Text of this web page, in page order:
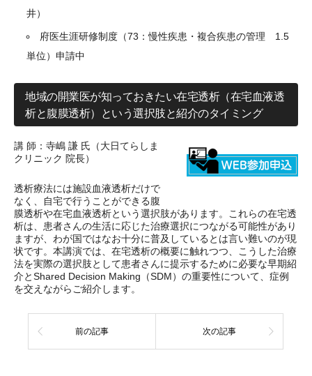
井）
府医生涯研修制度（73：慢性疾患・複合疾患の管理 1.5
単位）申請中
地域の開業医が知っておきたい在宅透析（在宅血液透
析と腹膜透析）という選択肢と紹介のタイミング
講 師：寺嶋 謙 氏（大日てらしま
クリニック 院長）
透析療法には施設血液透析だけで
なく、自宅で行うことができる腹
膜透析や在宅血液透析という選択肢があります。これらの在宅透
析は、患者さんの生活に応じた治療選択につながる可能性があり
ますが、わが国ではなお十分に普及しているとは言い難いのが現
状です。本講演では、在宅透析の概要に触れつつ、こうした治療
法を実際の選択肢として患者さんに提示するために必要な早期紹
介とShared Decision Making（SDM）の重要性について、症例
を交えながらご紹介します。
前の記事 次の記事